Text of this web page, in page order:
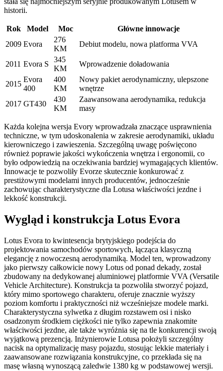
historii.
Rok Model Moc
Główne innowacje
2009 Evora
276
KM
Debiut modelu, nowa platforma VVA
2011 Evora S
345
KM
Wprowadzenie doładowania
2015
Evora
400
400
KM
Nowy pakiet aerodynamiczny, ulepszone
wnętrze
2017 GT430
430
KM
Zaawansowana aerodynamika, redukcja
masy
Każda kolejna wersja Evory wprowadzała znaczące usprawnienia
techniczne, w tym udoskonalenia w zakresie aerodynamiki, układu
kierowniczego i zawieszenia. Szczególną uwagę poświęcono
również poprawie jakości wykończenia wnętrza i ergonomii, co
było odpowiedzią na oczekiwania bardziej wymagających klientów.
Innowacje te pozwoliły Evorze skutecznie konkurować z
prestiżowymi modelami innych producentów, jednocześnie
zachowując charakterystyczne dla Lotusa właściwości jezdne i
lekkość konstrukcji.
Wygląd i konstrukcja Lotus Evora
Lotus Evora to kwintesencja brytyjskiego podejścia do
projektowania samochodów sportowych, łącząca klasyczną
elegancję z nowoczesną aerodynamiką. Model ten, wprowadzony
jako pierwszy całkowicie nowy Lotus od ponad dekady, został
zbudowany na dedykowanej aluminiowej platformie VVA (Versatile
Vehicle Architecture). Konstrukcja ta pozwoliła stworzyć pojazd,
który mimo sportowego charakteru, oferuje znacznie wyższy
poziom komfortu i praktyczności niż wcześniejsze modele marki.
Charakterystyczna sylwetka z długim rozstawem osi i nisko
osadzonym środkiem ciężkości nie tylko zapewnia znakomite
właściwości jezdne, ale także wyróżnia się na tle konkurencji swoją
wyjątkową prezencją. Inżynierowie Lotusa położyli szczególny
nacisk na optymalizację masy pojazdu, stosując lekkie materiały i
zaawansowane rozwiązania konstrukcyjne, co przekłada się na
masę własną wynoszącą zaledwie 1380 kg w podstawowej wersji.